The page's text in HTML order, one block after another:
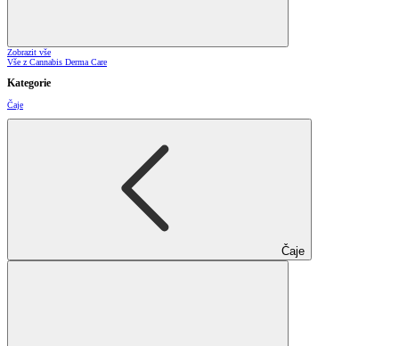
Zobrazit vše
Vše z Cannabis Derma Care
Kategorie
Čaje
Čaje